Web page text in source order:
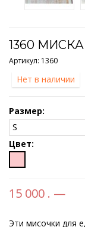
1360
Артикул: 1360
Нет в наличии
Размер:
Цвет:
15 000 . —
Эти мисочки для